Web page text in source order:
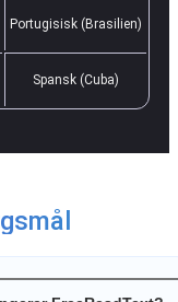
Portugisisk (Brasilien)
Spansk (Cuba)